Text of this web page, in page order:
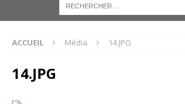
ACCUEIL Média 14.JPG
14.JPG